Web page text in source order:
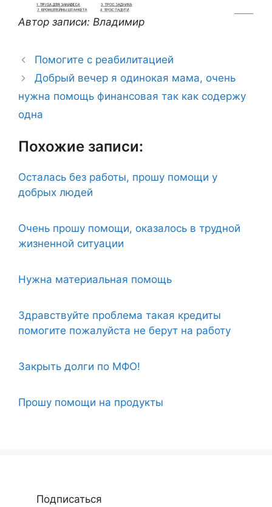
Автор записи: Владимир
Помогите с реабилитацией
Добрый вечер я одинокая мама, очень
нужна помощь финансовая так как содержу
одна
Похожие записи:
Осталась без работы, прошу помощи у
добрых людей
Очень прошу помощи, оказалось в трудной
жизненной ситуации
Нужна материальная помощь
Здравствуйте проблема такая кредиты
помогите пожалуйста не берут на работу
Закрыть долги по МФО!
Прошу помощи на продукты
Подписаться